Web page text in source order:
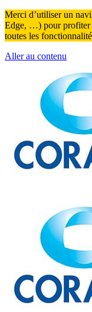
Merci d’utiliser un
Edge, …) pour profiter
toutes les
Aller au contenu